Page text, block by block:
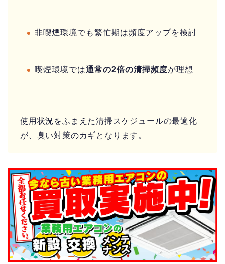
非喫煙環境でも繁忙期は頻度アップを検討
喫煙環境では通常の2倍の清掃頻度が理想
使用状況をふまえた清掃スケジュールの最適化
が、臭い対策のカギとなります。